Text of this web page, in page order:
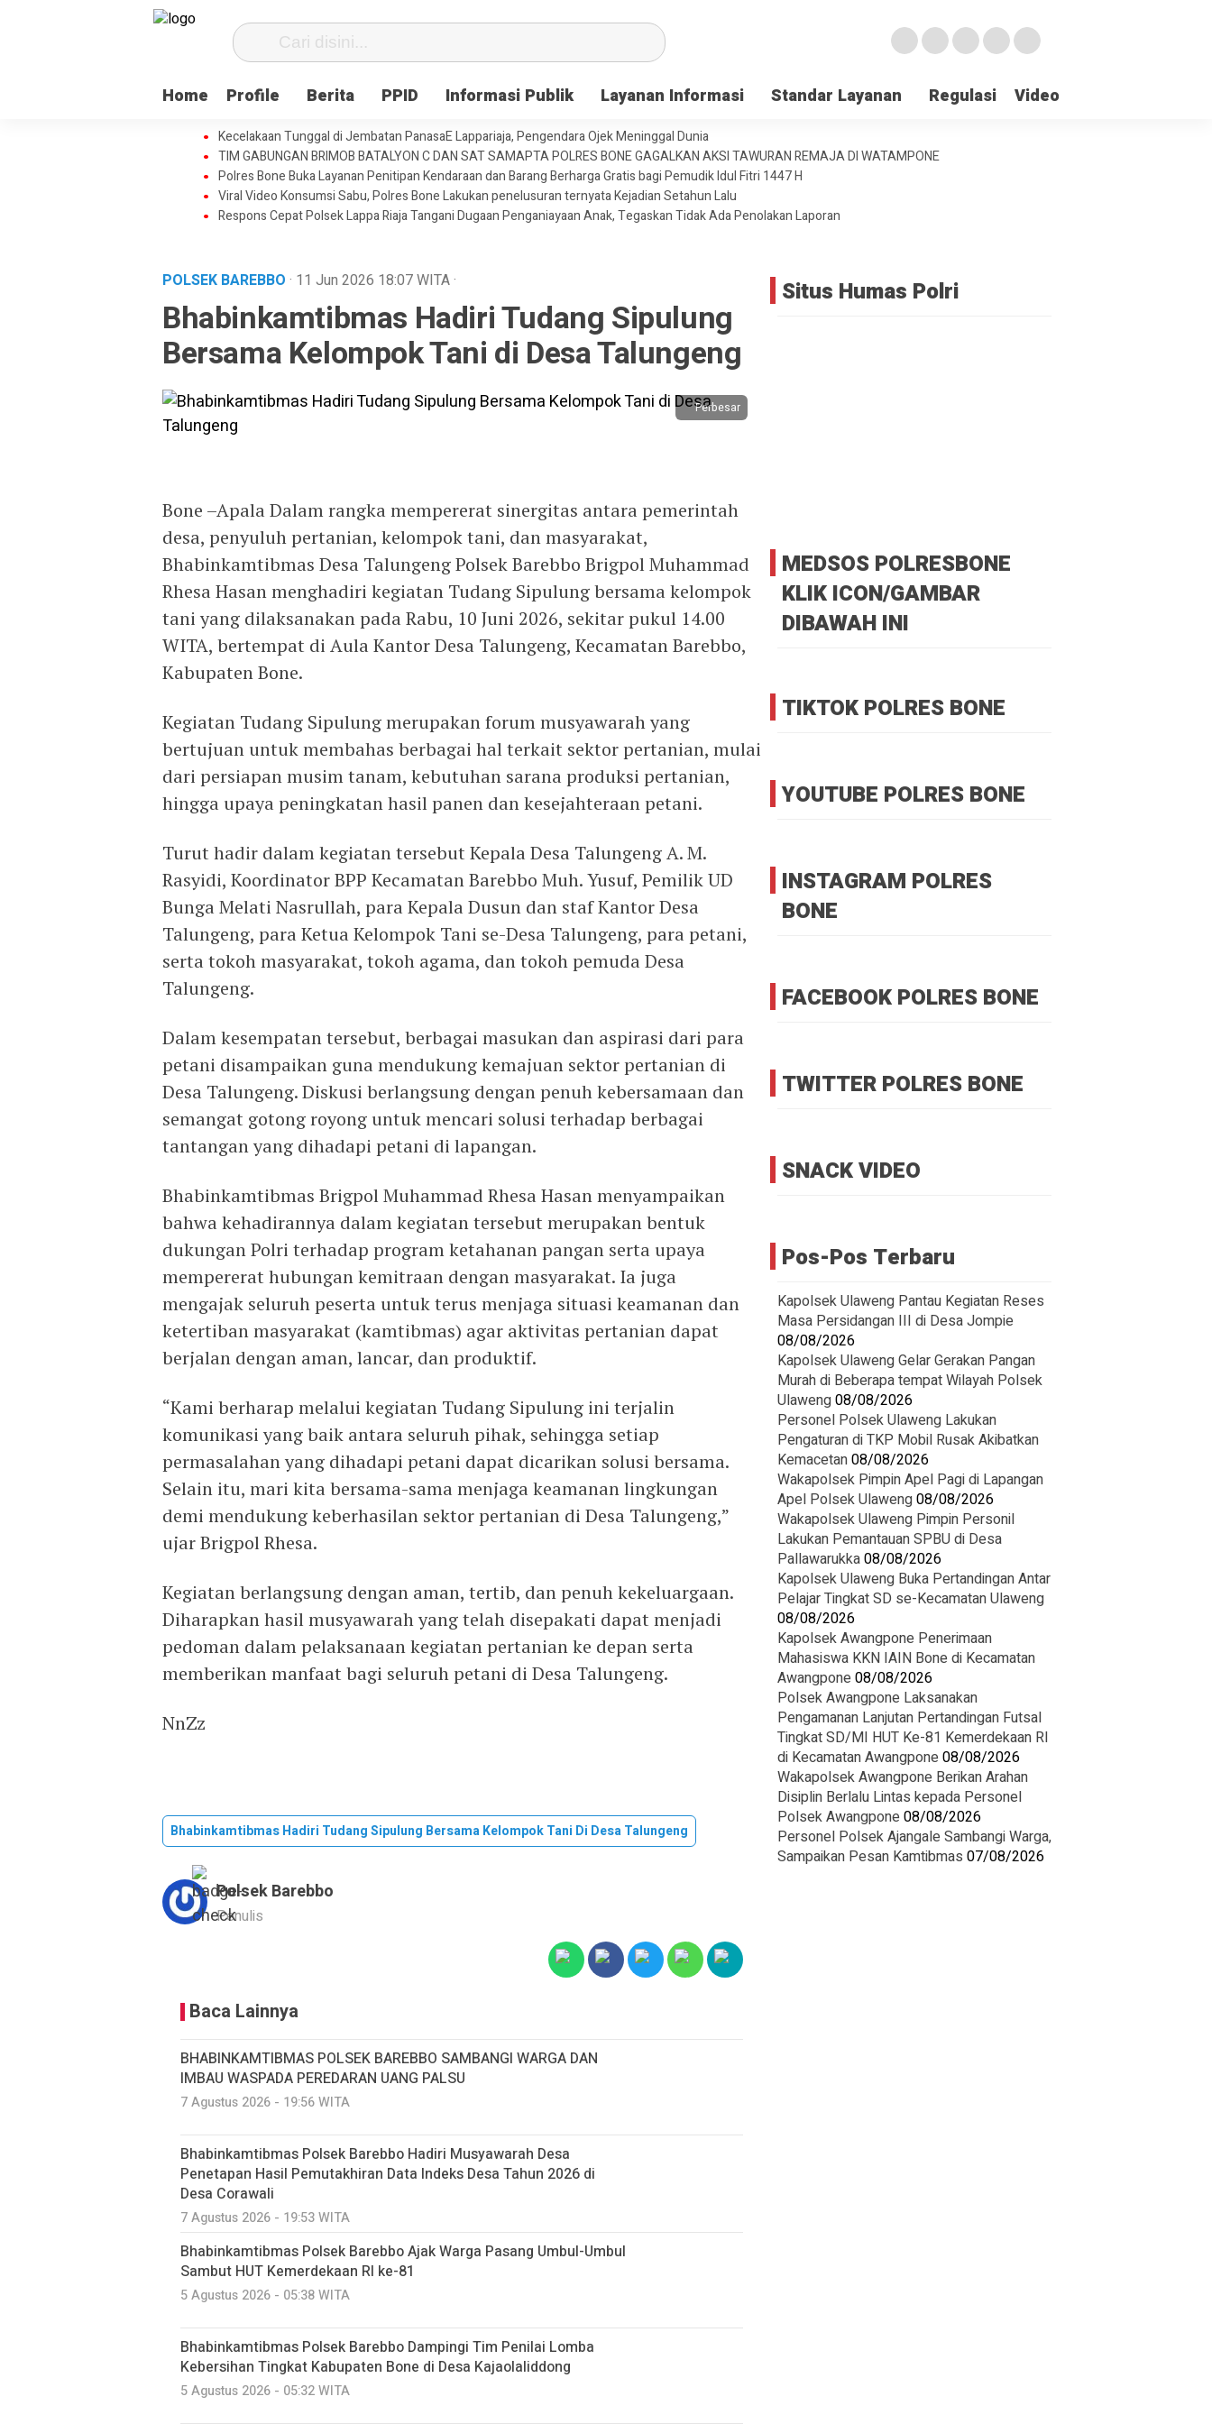
Home Profile Berita PPID Informasi Publik Layanan Informasi Standar Layanan Regulasi Video
Kecelakaan Tunggal di Jembatan PanasaE Lappariaja, Pengendara Ojek Meninggal Dunia
TIM GABUNGAN BRIMOB BATALYON C DAN SAT SAMAPTA POLRES BONE GAGALKAN AKSI TAWURAN REMAJA DI WATAMPONE
Polres Bone Buka Layanan Penitipan Kendaraan dan Barang Berharga Gratis bagi Pemudik Idul Fitri 1447 H
Viral Video Konsumsi Sabu, Polres Bone Lakukan penelusuran ternyata Kejadian Setahun Lalu
Respons Cepat Polsek Lappa Riaja Tangani Dugaan Penganiayaan Anak, Tegaskan Tidak Ada Penolakan Laporan
POLSEK BAREBBO · 11 Jun 2026 18:07WITA·
Bhabinkamtibmas Hadiri Tudang Sipulung
Bersama Kelompok Tani di Desa Talungeng
Perbesar
Bone –Apala Dalam rangka mempererat sinergitas antara pemerintah
desa, penyuluh pertanian, kelompok tani, dan masyarakat,
Bhabinkamtibmas Desa Talungeng Polsek Barebbo Brigpol Muhammad
Rhesa Hasan menghadiri kegiatan Tudang Sipulung bersama kelompok
tani yang dilaksanakan pada Rabu, 10 Juni 2026, sekitar pukul 14.00
WITA, bertempat di Aula Kantor Desa Talungeng, Kecamatan Barebbo,
Kabupaten Bone.
Kegiatan Tudang Sipulung merupakan forum musyawarah yang
bertujuan untuk membahas berbagai hal terkait sektor pertanian, mulai
dari persiapan musim tanam, kebutuhan sarana produksi pertanian,
hingga upaya peningkatan hasil panen dan kesejahteraan petani.
Turut hadir dalam kegiatan tersebut Kepala Desa Talungeng A. M.
Rasyidi, Koordinator BPP Kecamatan Barebbo Muh. Yusuf, Pemilik UD
Bunga Melati Nasrullah, para Kepala Dusun dan staf Kantor Desa
Talungeng, para Ketua Kelompok Tani se-Desa Talungeng, para petani,
serta tokoh masyarakat, tokoh agama, dan tokoh pemuda Desa
Talungeng.
Dalam kesempatan tersebut, berbagai masukan dan aspirasi dari para
petani disampaikan guna mendukung kemajuan sektor pertanian di
Desa Talungeng. Diskusi berlangsung dengan penuh kebersamaan dan
semangat gotong royong untuk mencari solusi terhadap berbagai
tantangan yang dihadapi petani di lapangan.
Bhabinkamtibmas Brigpol Muhammad Rhesa Hasan menyampaikan
bahwa kehadirannya dalam kegiatan tersebut merupakan bentuk
dukungan Polri terhadap program ketahanan pangan serta upaya
mempererat hubungan kemitraan dengan masyarakat. Ia juga
mengajak seluruh peserta untuk terus menjaga situasi keamanan dan
ketertiban masyarakat (kamtibmas) agar aktivitas pertanian dapat
berjalan dengan aman, lancar, dan produktif.
“Kami berharap melalui kegiatan Tudang Sipulung ini terjalin
komunikasi yang baik antara seluruh pihak, sehingga setiap
permasalahan yang dihadapi petani dapat dicarikan solusi bersama.
Selain itu, mari kita bersama-sama menjaga keamanan lingkungan
demi mendukung keberhasilan sektor pertanian di Desa Talungeng,”
ujar Brigpol Rhesa.
Kegiatan berlangsung dengan aman, tertib, dan penuh kekeluargaan.
Diharapkan hasil musyawarah yang telah disepakati dapat menjadi
pedoman dalam pelaksanaan kegiatan pertanian ke depan serta
memberikan manfaat bagi seluruh petani di Desa Talungeng.
NnZz
Bhabinkamtibmas Hadiri Tudang Sipulung Bersama Kelompok Tani Di Desa Talungeng
Polsek Barebbo
Penulis
Baca Lainnya
BHABINKAMTIBMAS POLSEK BAREBBO SAMBANGI WARGA DAN
IMBAU WASPADA PEREDARAN UANG PALSU
7 Agustus 2026 - 19:56 WITA
Bhabinkamtibmas Polsek Barebbo Hadiri Musyawarah Desa
Penetapan Hasil Pemutakhiran Data Indeks Desa Tahun 2026 di
Desa Corawali
7 Agustus 2026 - 19:53 WITA
Bhabinkamtibmas Polsek Barebbo Ajak Warga Pasang Umbul-Umbul
Sambut HUT Kemerdekaan RI ke-81
5 Agustus 2026 - 05:38 WITA
Bhabinkamtibmas Polsek Barebbo Dampingi Tim Penilai Lomba
Kebersihan Tingkat Kabupaten Bone di Desa Kajaolaliddong
5 Agustus 2026 - 05:32 WITA
Situs Humas Polri
MEDSOS POLRESBONE
KLIK ICON/GAMBAR
DIBAWAH INI
TIKTOK POLRES BONE
YOUTUBE POLRES BONE
INSTAGRAM POLRES
BONE
FACEBOOK POLRES BONE
TWITTER POLRES BONE
SNACK VIDEO
Pos-Pos Terbaru
Kapolsek Ulaweng Pantau Kegiatan Reses
Masa Persidangan III di Desa Jompie
08/08/2026
Kapolsek Ulaweng Gelar Gerakan Pangan
Murah di Beberapa tempat Wilayah Polsek
Ulaweng08/08/2026
Personel Polsek Ulaweng Lakukan
Pengaturan di TKP Mobil Rusak Akibatkan
Kemacetan08/08/2026
Wakapolsek Pimpin Apel Pagi di Lapangan
Apel Polsek Ulaweng08/08/2026
Wakapolsek Ulaweng Pimpin Personil
Lakukan Pemantauan SPBU di Desa
Pallawarukka08/08/2026
Kapolsek Ulaweng Buka Pertandingan Antar
Pelajar Tingkat SD se-Kecamatan Ulaweng
08/08/2026
‎Kapolsek Awangpone Penerimaan
Mahasiswa KKN IAIN Bone di Kecamatan
Awangpone08/08/2026
Polsek Awangpone Laksanakan
Pengamanan Lanjutan Pertandingan Futsal
Tingkat SD/MI HUT Ke-81 Kemerdekaan RI
di Kecamatan Awangpone08/08/2026
‎Wakapolsek Awangpone Berikan Arahan
Disiplin Berlalu Lintas kepada Personel
Polsek Awangpone08/08/2026
Personel Polsek Ajangale Sambangi Warga,
Sampaikan Pesan Kamtibmas 07/08/2026